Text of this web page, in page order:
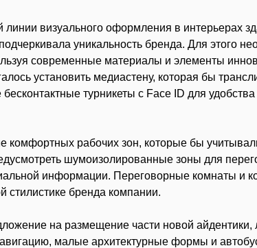
визуального оформления в интерьерах
уникальность бренда. Для этого
современные материалы и элементы
установить медиастену, которая бы
турникеты с Face ID для удобства
комфортных рабочих зон, которые бы
шумоизолированные зоны для
информации. Переговорные комнаты и
стилистике бренда компании.
на размещение части новой айдентики,
малые архитектурные формы и